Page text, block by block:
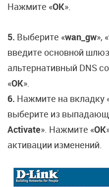
Нажмите «OK».
5. Выберите «wan_gw», «
введите основной
альтернативный DNS
«OK».
6. Нажмите на вкладку
выберите из
Activate». Нажмите «OK
активации изменений.